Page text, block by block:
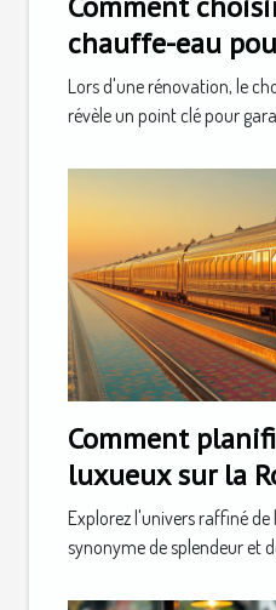
chauffe-eau
rénovation ?
Lors d'une rénovation, le
révèle un point clé pour
Comment
luxueux sur la
Maharadjas ?
Explorez l'univers raffiné de
synonyme de splendeur et